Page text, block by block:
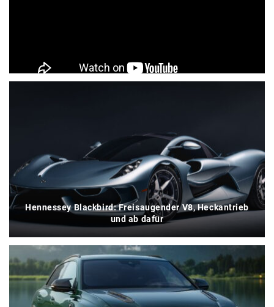
Hennessey Blackbird: Freisaugender V8, Heckantrieb
und ab dafür